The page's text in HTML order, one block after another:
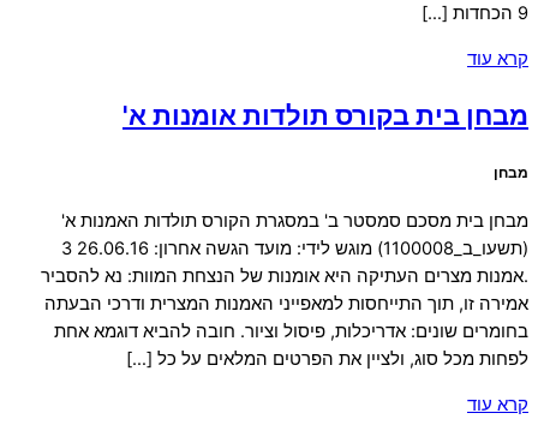
9 הכחדות […]
קרא עוד
מבחן בית בקורס תולדות אומנות א'
מבחן
מבחן בית מסכם סמסטר ב' במסגרת הקורס תולדות האמנות א'
(תשעו_ב_1100008) מוגש לידי: מועד הגשה אחרון: 26.06.16 3
.אמנות מצרים העתיקה היא אומנות של הנצחת המוות: נא להסביר
אמירה זו, תוך התייחסות למאפייני האמנות המצרית ודרכי הבעתה
בחומרים שונים: אדריכלות, פיסול וציור. חובה להביא דוגמא אחת
לפחות מכל סוג, ולציין את הפרטים המלאים על כל […]
קרא עוד